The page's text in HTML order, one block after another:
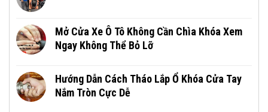
Mở Cửa Xe Ô Tô Không Cần Chìa Khóa Xem
Ngay Không Thể Bỏ Lỡ
Hướng Dẫn Cách Tháo Lắp Ổ Khóa Cửa Tay
Nắm Tròn Cực Dễ